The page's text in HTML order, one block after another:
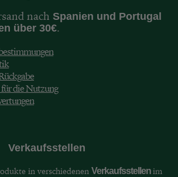
nach Spanien und Portugal
über 30€.
die Nutzung
Verkaufsstellen
in verschiedenen Verkaufsstellenim